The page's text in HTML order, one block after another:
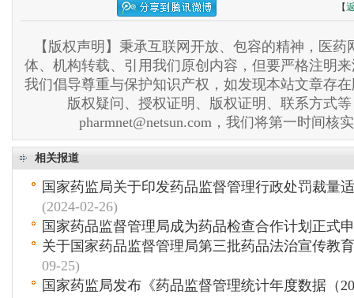
【
【版权声明】秉承互联网开放、包容的精神，医药
体、机构转载、引用我们原创内容，但要严格注明
我们倡导尊重与保护知识产权，如发现本站文章存
版权疑问、授权证明、版权证明、联系方式
pharmnet@netsun.com，我们将第一时间核
相关报道
国家药监局关于印发药品监督管理行政处罚裁量
(2024-02-26)
国家药品监督管理局成为药品检查合作计划正式
关于国家药品监督管理局第三批药品法治宣传教
09-25)
国家药监局发布《药品监督管理统计年度数据（